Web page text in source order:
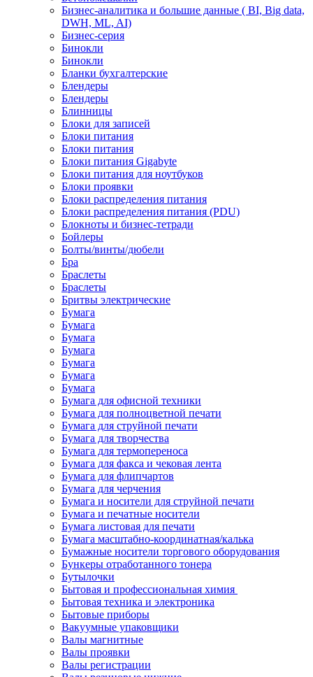
Бизнес-аналитика и большие данные ( BI, Big data,
DWH, ML, AI)
Бизнес-серия
Бинокли
Бинокли
Бланки бухгалтерские
Блендеры
Блендеры
Блинницы
Блоки для записей
Блоки питания
Блоки питания
Блоки питания Gigabyte
Блоки питания для ноутбуков
Блоки проявки
Блоки распределения питания
Блоки распределения питания (PDU)
Блокноты и бизнес-тетради
Бойлеры
Болты/винты/дюбели
Бра
Браслеты
Браслеты
Бритвы электрические
Бумага
Бумага
Бумага
Бумага
Бумага
Бумага
Бумага
Бумага для офисной техники
Бумага для полноцветной печати
Бумага для струйной печати
Бумага для творчества
Бумага для термопереноса
Бумага для факса и чековая лента
Бумага для флипчартов
Бумага для черчения
Бумага и носители для струйной печати
Бумага и печатные носители
Бумага листовая для печати
Бумага масштабно-координатная/калька
Бумажные носители торгового оборудования
Бункеры отработанного тонера
Бутылочки
Бытовая и профессиональная химия
Бытовая техника и электроника
Бытовые приборы
Вакуумные упаковщики
Валы магнитные
Валы проявки
Валы регистрации